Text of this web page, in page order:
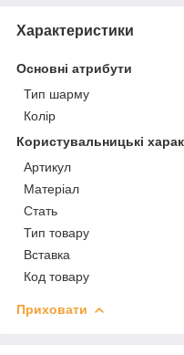
Характеристики
Основні атрибути
Тип шарму
Колір
Користувальницькі
Артикул
Матеріал
Стать
Тип товару
Вставка
Код товару
Приховати